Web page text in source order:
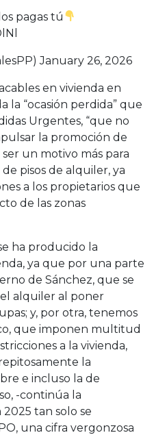
pagas tú
January 26, 2026
en vivienda en
la “ocasión perdida” que
Urgentes, “que no
la promoción de
ser un motivo más para
pisos de alquiler, ya
a los propietarios que
de las zonas
ha producido la
ya que por una parte
de Sánchez, que se
alquiler al poner
y, por otra, tenemos
que imponen multitud
a la vivienda,
la
e incluso la de
-continúa la
tan solo se
una cifra vergonzosa